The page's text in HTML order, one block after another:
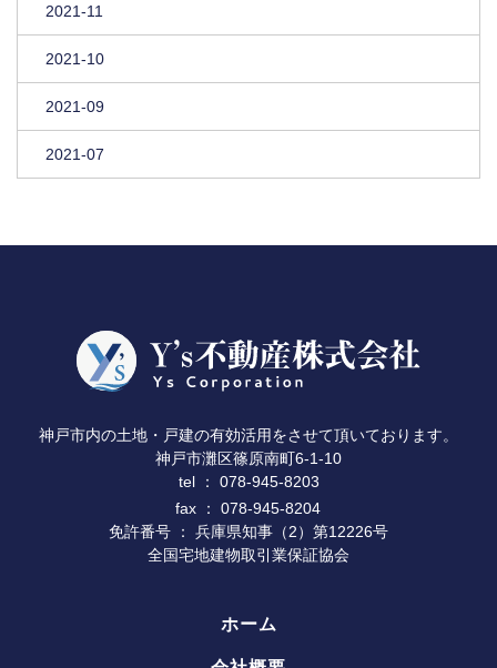
2021-11
2021-10
2021-09
2021-07
神戸市内の土地・戸建の有効活用をさせて頂いております。
神戸市灘区篠原南町6-1-10
tel ： 078-945-8203
fax ： 078-945-8204
免許番号 ： 兵庫県知事（2）第12226号
全国宅地建物取引業保証協会
ホーム